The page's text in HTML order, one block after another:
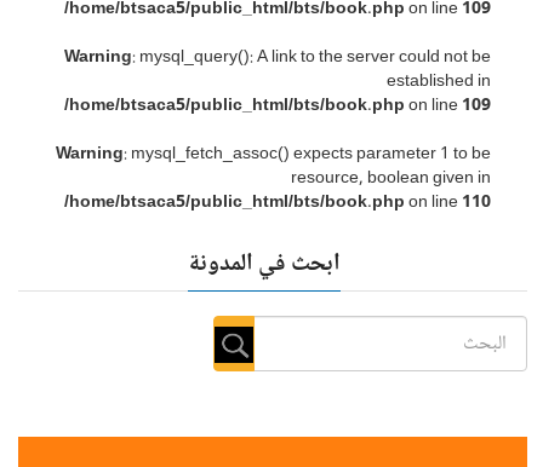
/home/btsaca5/public_html/bts/book.phpon line109
Warning: mysql_query(): A link to the server could not be
established in
/home/btsaca5/public_html/bts/book.phpon line109
Warning: mysql_fetch_assoc() expects parameter 1 to be
resource, boolean given in
/home/btsaca5/public_html/bts/book.phpon line110
ابحث في المدونة